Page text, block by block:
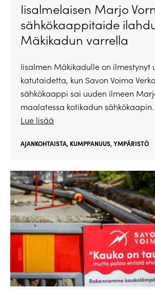
Iisalmelaisen Marjo
sähkökaappitaide
Mäkikadun varrella
Iisalmen Mäkikadulle on ilmestynyt
katutaidetta, kun Savon Voima
sähkökaappi sai uuden ilmeen
maalatessa kotikadun sähkökaapin.
Lue lisää
AJANKOHTAISTA, KUMPPANUUS,YMPÄRISTÖ